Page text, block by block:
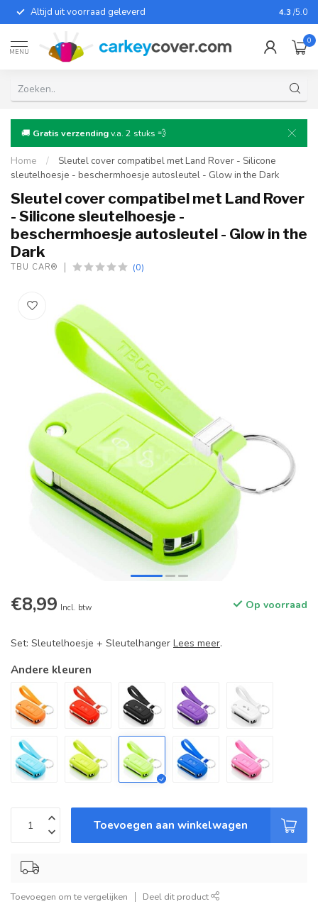
Altijd uit voorraad geleverd Voor
4.3 /5.0
MENU
0
🚚 Gratis verzendingv.a. 2 stuks 💨
Home /
Sleutel cover compatibel met Land Rover - Silicone
sleutelhoesje - beschermhoesje autosleutel - Glow in the Dark
Sleutel cover compatibel met Land Rover
- Silicone sleutelhoesje -
beschermhoesje autosleutel - Glow in the
Dark
TBU CAR® (0)
€8,99 Incl. btw Op voorraad
Set: Sleutelhoesje + Sleutelhanger Lees meer.
Andere kleuren
Toevoegen aan winkelwagen
Toevoegen om te vergelijken Deel dit product